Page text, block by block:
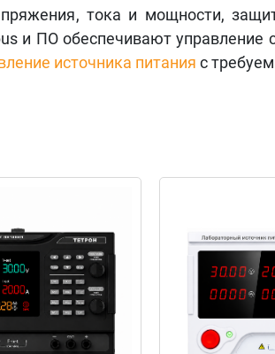
тока и мощности,
и ПО обеспечивают
источника питания с